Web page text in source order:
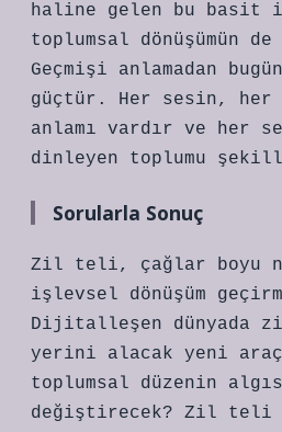
haline gelen bu basit
toplumsal dönüşümün
Geçmişi anlamadan
güçtür. Her sesin,
anlamı vardır ve her
dinleyen toplumu
Sorularla Sonuç
Zil teli, çağlar boyu
işlevsel dönüşüm
Dijitalleşen dünyada
yerini alacak yeni
toplumsal düzenin
değiştirecek? Zil teli